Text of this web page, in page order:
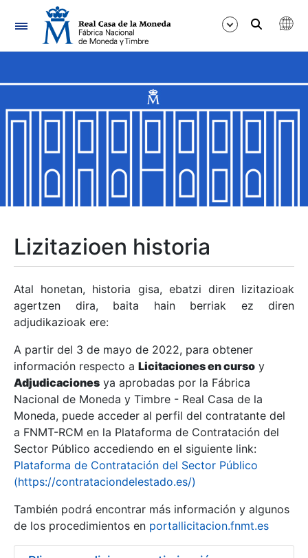
Nabigazioa
Erakutsi/Ezkutatu
Erakutsi/Ezkutatu
Erakutsi/Ezkutatu
Erakutsi/Ezkutatu
Erakutsi/Ezkutatu
Erakutsi/Ezkutatu
Erakutsi/Ezkutatu
Lizitazioen historia
Atal honetan, historia gisa, ebatzi diren lizitazioak
agertzen dira, baita hain berriak ez diren
adjudikazioak ere:
A partir del 3 de mayo de 2022, para obtener
información respecto a Licitaciones en curso y
Adjudicaciones ya aprobadas por la Fábrica
Nacional de Moneda y Timbre - Real Casa de la
Moneda, puede acceder al perfil del contratante del
a FNMT-RCM en la Plataforma de Contratación del
Sector Público accediendo en el siguiente link:
Plataforma de Contratación del Sector Público
(https://contrataciondelestado.es/)
También podrá encontrar más información y algunos
de los procedimientos en portallicitacion.fnmt.es